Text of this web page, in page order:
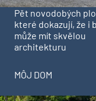
Pět novodobých
které dokazují, že i
může mít skvělou
architekturu
MÔJ DOM